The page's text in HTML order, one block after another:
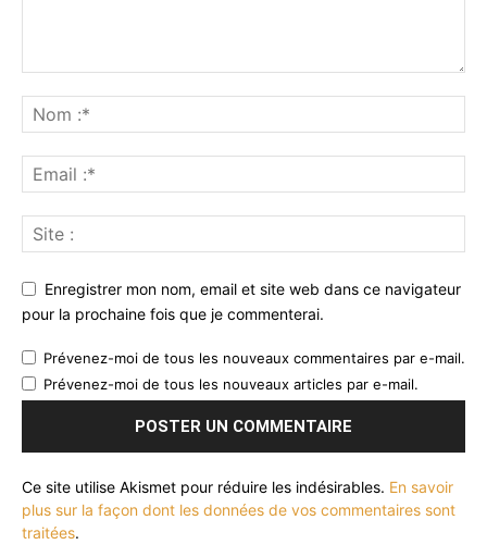
Enregistrer mon nom, email et site web dans ce navigateur
pour la prochaine fois que je commenterai.
Prévenez-moi de tous les nouveaux commentaires par e-mail.
Prévenez-moi de tous les nouveaux articles par e-mail.
Ce site utilise Akismet pour réduire les indésirables. En savoir
plus sur la façon dont les données de vos commentaires sont
traitées.